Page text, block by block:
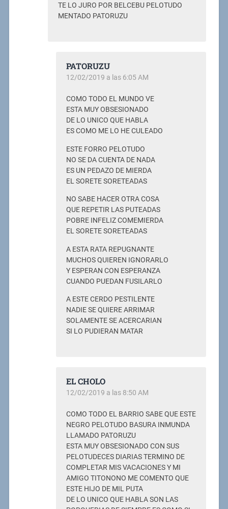
TE LO JURO POR BELCEBU PELOTUDO
MENTADO PATORUZU
PATORUZU
12/02/2019 a las 6:05 AM
COMO TODO EL MUNDO VE
ESTA MUY OBSESIONADO
DE LO UNICO QUE HABLA
ES COMO ME LO HE CULEADO
ESTE FORRO PELOTUDO
NO SE DA CUENTA DE NADA
ES UN PEDAZO DE MIERDA
EL SORETE SORETEADAS
NO SABE HACER OTRA COSA
QUE REPETIR LAS PUTEADAS
POBRE INFELIZ COMEMIERDA
EL SORETE SORETEADAS
A ESTA RATA REPUGNANTE
MUCHOS QUIEREN IGNORARLO
Y ESPERAN CON ESPERANZA
CUANDO PUEDAN FUSILARLO
A ESTE CERDO PESTILENTE
NADIE SE QUIERE ARRIMAR
SOLAMENTE SE ACERCARIAN
SI LO PUDIERAN MATAR
EL CHOLO
12/02/2019 a las 8:50 AM
COMO TODO EL BARRIO SABE QUE ESTE
NEGRO PELOTUDO BASURA INMUNDA
LLAMADO PATORUZU
ESTA MUY OBSESIONADO CON SUS
PELOTUDECES DIARIAS TERMINO DE
COMPLETAR MIS VACACIONES Y MI
AMIGO TITONONO ME COMENTO QUE
ESTE HIJO DE MIL PUTA
DE LO UNICO QUE HABLA SON LAS